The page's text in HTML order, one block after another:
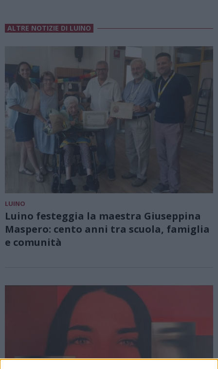
ALTRE NOTIZIE DI LUINO
LUINO
Luino festeggia la maestra Giuseppina
Maspero: cento anni tra scuola, famiglia
e comunità